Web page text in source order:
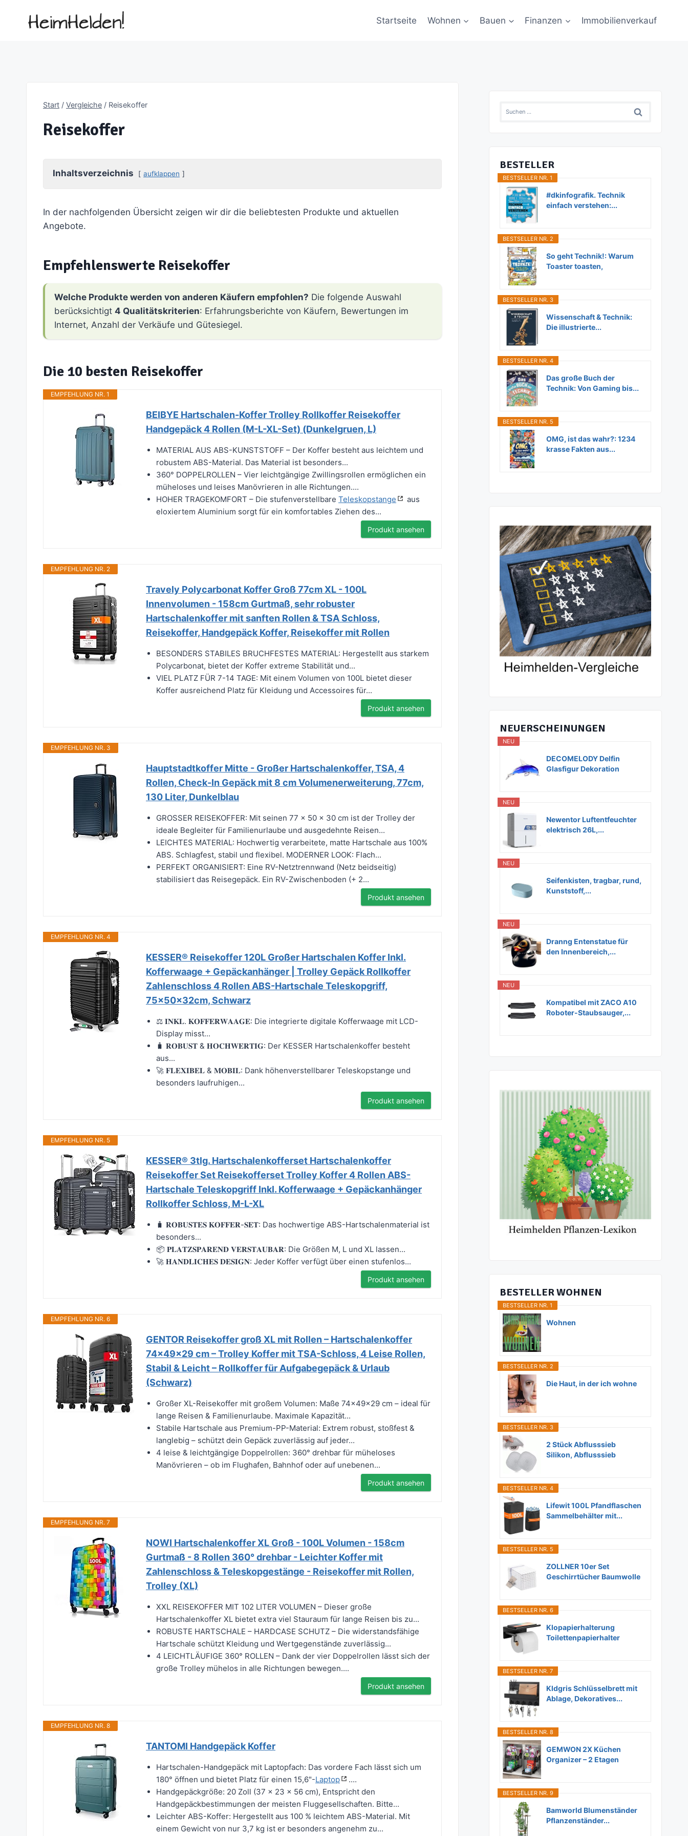
Startseite Wohnen Bauen Finanzen Immobilienverkauf
Start / Vergleiche / Reisekoffer
Reisekoffer
Inhaltsverzeichnis aufklappen
In der nachfolgenden Übersicht zeigen wir dir die beliebtesten Produkte und aktuellen
Angebote.
Empfehlenswerte Reisekoffer
Welche Produkte werden von anderen Käufern empfohlen? Die folgende Auswahl
berücksichtigt 4 Qualitätskriterien: Erfahrungsberichte von Käufern, Bewertungen im
Internet, Anzahl der Verkäufe und Gütesiegel.
Die 10 besten Reisekoffer
EMPFEHLUNG NR. 1
BEIBYE Hartschalen-Koffer Trolley Rollkoffer Reisekoffer
Handgepäck 4 Rollen (M-L-XL-Set) (Dunkelgruen, L)
MATERIAL AUS ABS-KUNSTSTOFF – Der Koffer besteht aus leichtem und
robustem ABS-Material. Das Material ist besonders...
360° DOPPELROLLEN – Vier leichtgängige Zwillingsrollen ermöglichen ein
müheloses und leises Manövrieren in alle Richtungen....
HOHER TRAGEKOMFORT – Die stufenverstellbare Teleskopstange
aus
eloxiertem Aluminium sorgt für ein komfortables Ziehen des...
Produkt ansehen
EMPFEHLUNG NR. 2
Travely Polycarbonat Koffer Groß 77cm XL - 100L
Innenvolumen - 158cm Gurtmaß, sehr robuster
Hartschalenkoffer mit sanften Rollen & TSA Schloss,
Reisekoffer, Handgepäck Koffer, Reisekoffer mit Rollen
BESONDERS STABILES BRUCHFESTES MATERIAL: Hergestellt aus starkem
Polycarbonat, bietet der Koffer extreme Stabilität und...
VIEL PLATZ FÜR 7-14 TAGE: Mit einem Volumen von 100L bietet dieser
Koffer ausreichend Platz für Kleidung und Accessoires für...
Produkt ansehen
EMPFEHLUNG NR. 3
Hauptstadtkoffer Mitte - Großer Hartschalenkoffer, TSA, 4
Rollen, Check-In Gepäck mit 8 cm Volumenerweiterung, 77cm,
130 Liter, Dunkelblau
GROSSER REISEKOFFER: Mit seinen 77 x 50 x 30 cm ist der Trolley der
ideale Begleiter für Familienurlaube und ausgedehnte Reisen...
LEICHTES MATERIAL: Hochwertig verarbeitete, matte Hartschale aus 100%
ABS. Schlagfest, stabil und flexibel. MODERNER LOOK: Flach...
PERFEKT ORGANISIERT: Eine RV-Netztrennwand (Netz beidseitig)
stabilisiert das Reisegepäck. Ein RV-Zwischenboden (+ 2...
Produkt ansehen
EMPFEHLUNG NR. 4
KESSER® Reisekoffer 120L Großer Hartschalen Koffer Inkl.
Kofferwaage + Gepäckanhänger | Trolley Gepäck Rollkoffer
Zahlenschloss 4 Rollen ABS-Hartschale Teleskopgriff,
75x50x32cm, Schwarz
⚖️ 𝐈𝐍𝐊𝐋. 𝐊𝐎𝐅𝐅𝐄𝐑𝐖𝐀𝐀𝐆𝐄: Die integrierte digitale Kofferwaage mit LCD-
Display misst...
🧳 𝐑𝐎𝐁𝐔𝐒𝐓 & 𝐇𝐎𝐂𝐇𝐖𝐄𝐑𝐓𝐈𝐆: Der KESSER Hartschalenkoffer besteht
aus...
🚀 𝐅𝐋𝐄𝐗𝐈𝐁𝐄𝐋 & 𝐌𝐎𝐁𝐈𝐋: Dank höhenverstellbarer Teleskopstange und
besonders laufruhigen...
Produkt ansehen
EMPFEHLUNG NR. 5
KESSER® 3tlg. Hartschalenkofferset Hartschalenkoffer
Reisekoffer Set Reisekofferset Trolley Koffer 4 Rollen ABS-
Hartschale Teleskopgriff Inkl. Kofferwaage + Gepäckanhänger
Rollkoffer Schloss, M-L-XL
🧳 𝐑𝐎𝐁𝐔𝐒𝐓𝐄𝐒 𝐊𝐎𝐅𝐅𝐄𝐑-𝐒𝐄𝐓: Das hochwertige ABS-Hartschalenmaterial ist
besonders...
📦 𝐏𝐋𝐀𝐓𝐙𝐒𝐏𝐀𝐑𝐄𝐍𝐃 𝐕𝐄𝐑𝐒𝐓𝐀𝐔𝐁𝐀𝐑: Die Größen M, L und XL lassen...
🚀 𝐇𝐀𝐍𝐃𝐋𝐈𝐂𝐇𝐄𝐒 𝐃𝐄𝐒𝐈𝐆𝐍: Jeder Koffer verfügt über einen stufenlos...
Produkt ansehen
EMPFEHLUNG NR. 6
GENTOR Reisekoffer groß XL mit Rollen – Hartschalenkoffer
74x49x29 cm – Trolley Koffer mit TSA-Schloss, 4 Leise Rollen,
Stabil & Leicht – Rollkoffer für Aufgabegepäck & Urlaub
(Schwarz)
Großer XL-Reisekoffer mit großem Volumen: Maße 74x49x29 cm – ideal für
lange Reisen & Familienurlaube. Maximale Kapazität...
Stabile Hartschale aus Premium-PP-Material: Extrem robust, stoßfest &
langlebig – schützt dein Gepäck zuverlässig auf jeder...
4 leise & leichtgängige Doppelrollen: 360° drehbar für müheloses
Manövrieren – ob im Flughafen, Bahnhof oder auf unebenen...
Produkt ansehen
EMPFEHLUNG NR. 7
NOWI Hartschalenkoffer XL Groß - 100L Volumen - 158cm
Gurtmaß - 8 Rollen 360° drehbar - Leichter Koffer mit
Zahlenschloss & Teleskopgestänge - Reisekoffer mit Rollen,
Trolley (XL)
XXL REISEKOFFER MIT 102 LITER VOLUMEN – Dieser große
Hartschalenkoffer XL bietet extra viel Stauraum für lange Reisen bis zu...
ROBUSTE HARTSCHALE – HARDCASE SCHUTZ – Die widerstandsfähige
Hartschale schützt Kleidung und Wertgegenstände zuverlässig...
4 LEICHTLÄUFIGE 360° ROLLEN – Dank der vier Doppelrollen lässt sich der
große Trolley mühelos in alle Richtungen bewegen....
Produkt ansehen
EMPFEHLUNG NR. 8
TANTOMI Handgepäck Koffer
Hartschalen-Handgepäck mit Laptopfach: Das vordere Fach lässt sich um
180° öffnen und bietet Platz für einen 15,6"-Laptop
....
Handgepäckgröße: 20 Zoll (37 x 23 x 56 cm), Entspricht den
Handgepäckbestimmungen der meisten Fluggesellschaften. Bitte...
Leichter ABS-Koffer: Hergestellt aus 100 % leichtem ABS-Material. Mit
einem Gewicht von nur 3,7 kg ist er besonders angenehm zu...
Suchen
BESTELLER
BESTSELLER NR. 1
#dkinfografik. Technik
einfach verstehen:...
BESTSELLER NR. 2
So geht Technik!: Warum
Toaster toasten,
BESTSELLER NR. 3
Wissenschaft & Technik:
Die illustrierte...
BESTSELLER NR. 4
Das große Buch der
Technik: Von Gaming bis...
BESTSELLER NR. 5
OMG, ist das wahr?: 1234
krasse Fakten aus...
NEUERSCHEINUNGEN
NEU
DECOMELODY Delfin
Glasfigur Dekoration
NEU
Newentor Luftentfeuchter
elektrisch 26L,...
NEU
Seifenkisten, tragbar, rund,
Kunststoff,...
NEU
Dranng Entenstatue für
den Innenbereich,...
NEU
Kompatibel mit ZACO A10
Roboter-Staubsauger,...
BESTELLER WOHNEN
BESTSELLER NR. 1
Wohnen
BESTSELLER NR. 2
Die Haut, in der ich wohne
BESTSELLER NR. 3
2 Stück Abflusssieb
Silikon, Abflusssieb
BESTSELLER NR. 4
Lifewit 100L Pfandflaschen
Sammelbehälter mit...
BESTSELLER NR. 5
ZOLLNER 10er Set
Geschirrtücher Baumwolle
BESTSELLER NR. 6
Klopapierhalterung
Toilettenpapierhalter
BESTSELLER NR. 7
Kldgris Schlüsselbrett mit
Ablage, Dekoratives...
BESTSELLER NR. 8
GEMWON 2X Küchen
Organizer – 2 Etagen
BESTSELLER NR. 9
Bamworld Blumenständer
Pflanzenständer...